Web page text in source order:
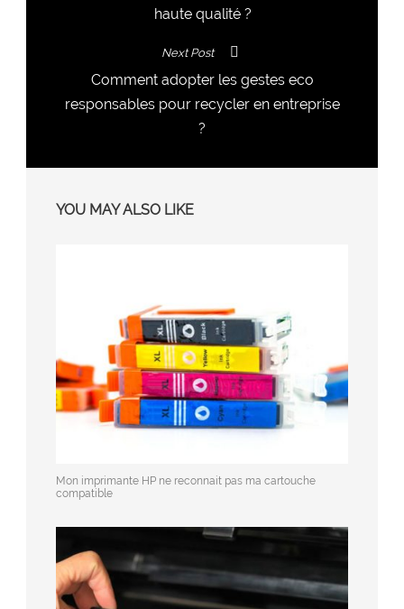
haute qualité ?
Next Post
Comment adopter les gestes eco
responsables pour recycler en entreprise
?
YOU MAY ALSO LIKE
Mon imprimante HP ne reconnait pas ma cartouche
compatible